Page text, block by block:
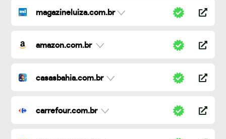
magazineluiza.com.br
amazon.com.br
casasbahia.com.br
carrefour.com.br